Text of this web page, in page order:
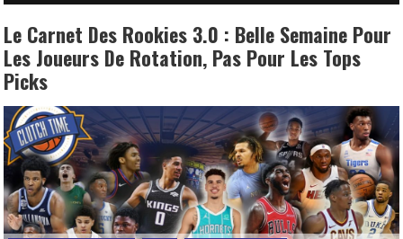
Le Carnet Des Rookies 3.0 : Belle Semaine Pour
Les Joueurs De Rotation, Pas Pour Les Tops
Picks